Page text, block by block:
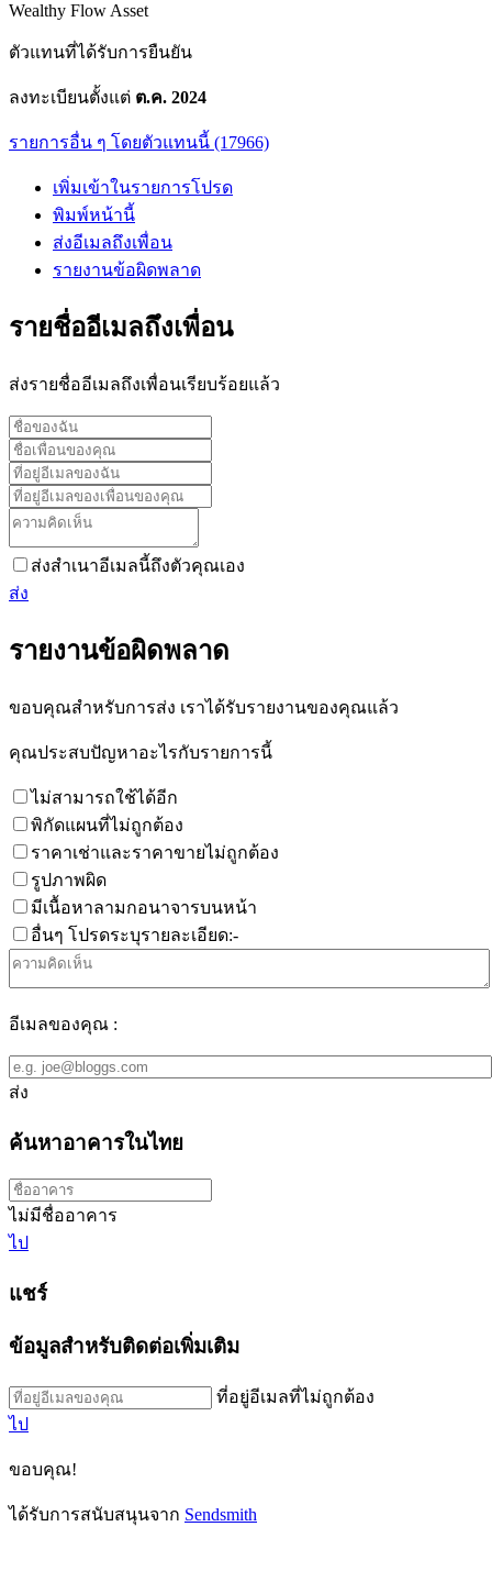
Wealthy Flow Asset
ตัวแทนที่ได้รับการยืนยัน
ลงทะเบียนตั้งแต่ ต.ค. 2024
รายการอื่น ๆ โดยตัวแทนนี้ (17966)
เพิ่มเข้าในรายการโปรด
พิมพ์หน้านี้
ส่งอีเมลถึงเพื่อน
รายงานข้อผิดพลาด
รายชื่ออีเมลถึงเพื่อน
ส่งรายชื่ออีเมลถึงเพื่อนเรียบร้อยแล้ว
ส่งสำเนาอีเมลนี้ถึงตัวคุณเอง
ส่ง
รายงานข้อผิดพลาด
ขอบคุณสำหรับการส่ง เราได้รับรายงานของคุณแล้ว
คุณประสบปัญหาอะไรกับรายการนี้
ไม่สามารถใช้ได้อีก
พิกัดแผนที่ไม่ถูกต้อง
ราคาเช่าและราคาขายไม่ถูกต้อง
รูปภาพผิด
มีเนื้อหาลามกอนาจารบนหน้า
อื่นๆ โปรดระบุรายละเอียด:-
อีเมลของคุณ :
ส่ง
ค้นหาอาคารในไทย
ไม่มีชื่ออาคาร
ไป
แชร์
ข้อมูลสำหรับติดต่อเพิ่มเติม
ที่อยู่อีเมลที่ไม่ถูกต้อง
ไป
ขอบคุณ!
ได้รับการสนับสนุนจาก Sendsmith